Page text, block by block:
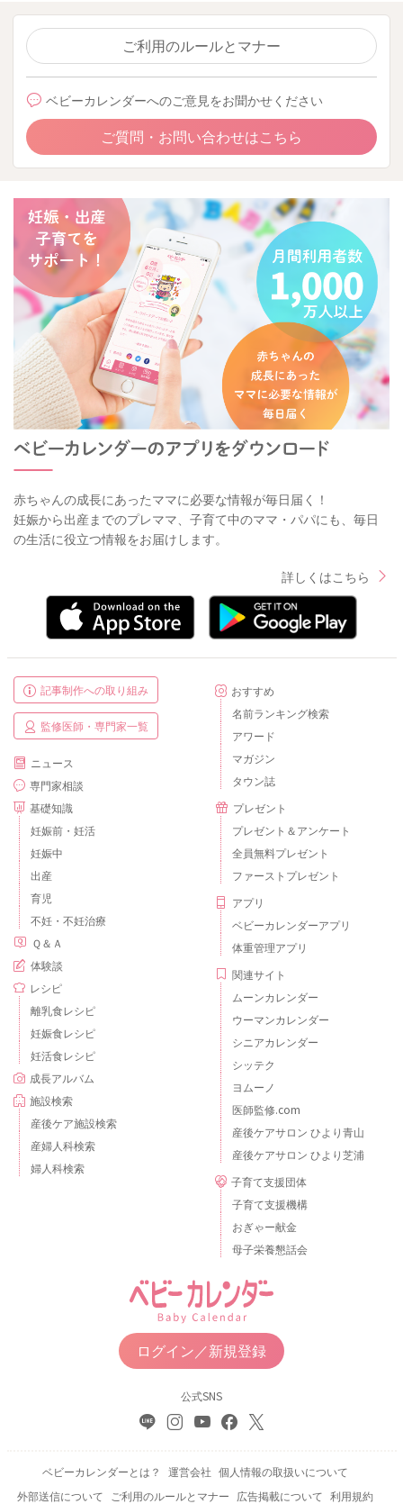
ご利用のルールとマナー
ベビーカレンダーへのご意見をお聞かせください
ご質問・お問い合わせはこちら
赤ちゃんの成長にあったママに必要な情報が毎日届く！
妊娠から出産までのプレママ、子育て中のママ・パパにも、毎日
の生活に役立つ情報をお届けします。
詳しくはこちら
記事制作への取り組み
監修医師・専門家一覧
ニュース
専門家相談
基礎知識
妊娠前・妊活
妊娠中
出産
育児
不妊・不妊治療
Ｑ＆Ａ
体験談
レシピ
離乳食レシピ
妊娠食レシピ
妊活食レシピ
成長アルバム
施設検索
産後ケア施設検索
産婦人科検索
婦人科検索
おすすめ
名前ランキング検索
アワード
マガジン
タウン誌
プレゼント
プレゼント＆アンケート
全員無料プレゼント
ファーストプレゼント
アプリ
ベビーカレンダーアプリ
体重管理アプリ
関連サイト
ムーンカレンダー
ウーマンカレンダー
シニアカレンダー
シッテク
ヨムーノ
医師監修.com
産後ケアサロン ひより青山
産後ケアサロン ひより芝浦
子育て支援団体
子育て支援機構
おぎゃー献金
母子栄養懇話会
ログイン／新規登録
公式SNS
ベビーカレンダーとは？ 運営会社 個人情報の取扱いについて
外部送信について
ご利用のルールとマナー 広告掲載について 利用規約